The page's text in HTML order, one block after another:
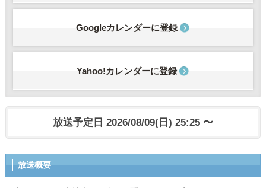
Googleカレンダーに登録
Yahoo!カレンダーに登録
放送予定日 2026/08/09(日) 25:25 〜
放送概要